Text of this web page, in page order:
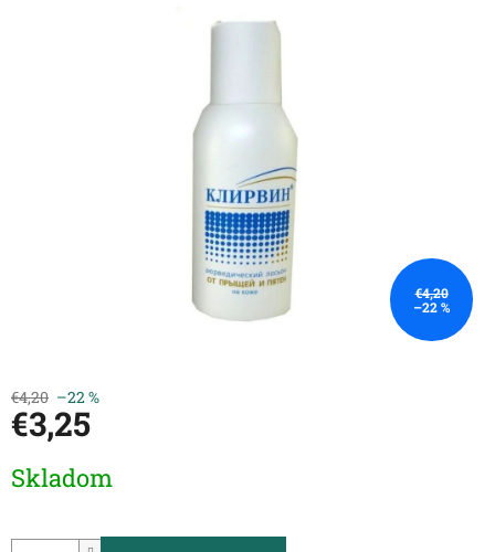
€4,20
–22 %
€4,20 –22 %
€3,25
cena:
Skladom